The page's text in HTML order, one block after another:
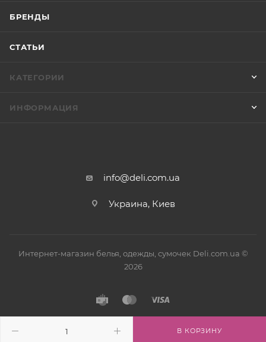
В КОРЗИНУ
БРЕНДЫ
СТАТЬИ
КАТЕГОРИИ
ИНФОРМАЦИЯ
info@deli.com.ua
Украина, Киев
Интернет-магазин белья, одежды, сумочек Deli.com.ua ©
2026